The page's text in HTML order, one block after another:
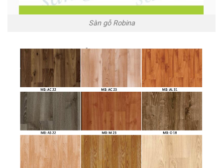
Sàn gỗ Robina